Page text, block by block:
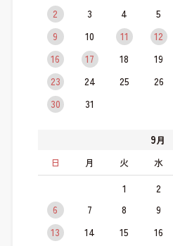
2
3 4 5
9
10 11 12
16
17 18 19
23
24 25 26
30
31
9月
日
月 火 水
1 2
6
7 8 9
13
14 15 16